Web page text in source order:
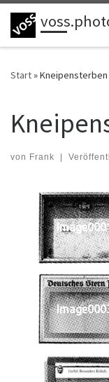
Zum Inhalt springen
Start»Kneipensterben
von Frank |